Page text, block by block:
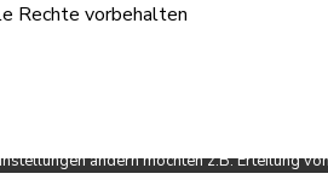
Rechte vorbehalten
ändern möchten z.B. Erteilung